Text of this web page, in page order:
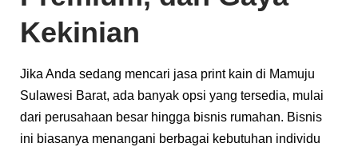
Kekinian
Jika Anda sedang mencari jasa print kain di Mamuju
Sulawesi Barat, ada banyak opsi yang tersedia, mulai
dari perusahaan besar hingga bisnis rumahan. Bisnis
ini biasanya menangani berbagai kebutuhan individu